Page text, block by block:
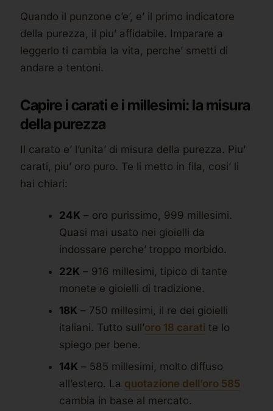
Quando il punzone c’e’, e’ il primo indicatore
della purezza, il piu’ affidabile. Imparare a
leggerlo ti cambia la vita, perche’ smetti di
andare a tentoni.
Capire i carati e i millesimi: la misura
della purezza
Il carato e’ l’unita’ di misura della purezza. Piu’
carati, piu’ oro puro. Te li metto in fila, cosi’ li
hai chiari:
24K – oro purissimo, 999 millesimi.
Quasi mai usato nei gioielli da
indossare perche’ troppo morbido.
22K – 916 millesimi, tipico di tante
monete e gioielli di tradizione.
18K – 750 millesimi, il re dei gioielli
italiani. Tutto sull’oro 18 carati te lo
spiego per bene.
14K – 585 millesimi, molto diffuso
all’estero. La quotazione dell’oro 585
cambia in base al mercato.